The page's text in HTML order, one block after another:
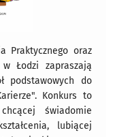
Praktycznego oraz
w Łodzi zapraszają
podstawowych do
Konkurs to
świadomie
lubiącej